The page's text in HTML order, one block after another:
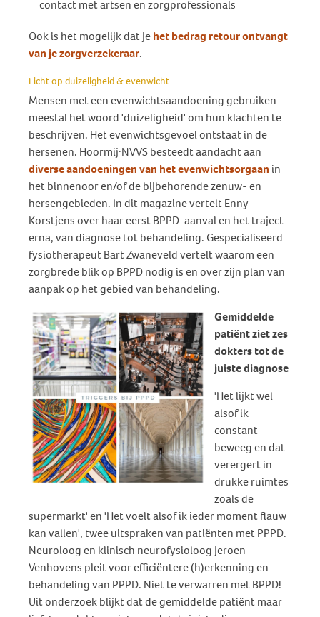
contact met artsen en zorgprofessionals
Ook is het mogelijk dat jehet bedrag retour ontvangt
van je zorgverzekeraar.
Licht op duizeligheid & evenwicht
Mensen met een evenwichtsaandoening gebruiken
meestal het woord 'duizeligheid' om hun klachten te
beschrijven. Het evenwichtsgevoel ontstaat in de
hersenen. Hoormij·NVVS besteedt aandacht aan
diverse aandoeningen van het evenwichtsorgaan in
het binnenoor en/of de bijbehorende zenuw- en
hersengebieden. In dit magazine vertelt Enny
Korstjens over haar eerst BPPD-aanval en het traject
erna, van diagnose tot behandeling. Gespecialiseerd
fysiotherapeut Bart Zwaneveld vertelt waarom een
zorgbrede blik op BPPD nodig is en over zijn plan van
aanpak op het gebied van behandeling.
Gemiddelde
patiënt ziet zes
dokters tot de
juiste diagnose
'Het lijkt wel
alsof ik
constant
beweeg en dat
verergert in
drukke ruimtes
zoals de
supermarkt' en 'Het voelt alsof ik ieder moment flauw
kan vallen', twee uitspraken van patiënten met PPPD.
Neuroloog en klinisch neurofysioloog Jeroen
Venhovens pleit voor efficiëntere (h)erkenning en
behandeling van PPPD. Niet te verwarren met BPPD!
Uit onderzoek blijkt dat de gemiddelde patiënt maar